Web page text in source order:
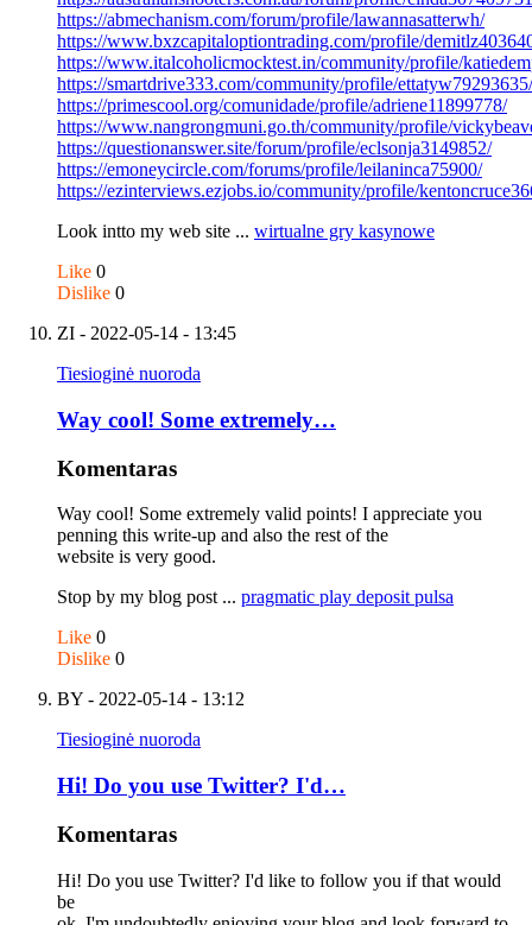
https://abmechanism.com/forum/profile/lawannasatterwh/
https://www.bxzcapitaloptiontrading.com/profile/
https://www.italcoholicmocktest.in/community/profile/
https://smartdrive333.com/community/profile/ettatyw79293635/
https://primescool.org/comunidade/profile/adriene11899778/
https://www.nangrongmuni.go.th/community/profile/
https://questionanswer.site/forum/profile/eclsonja3149852/
https://emoneycircle.com/forums/profile/leilaninca75900/
https://ezinterviews.ezjobs.io/community/profile/
Look intto my web site ... wirtualne gry kasynowe
Like 0
Dislike 0
ZI - 2022-05-14 - 13:45
Tiesioginė nuoroda
Way cool! Some extremely…
Komentaras
Way cool! Some extremely valid points! I appreciate you
penning this write-up and also the rest of the
website is very good.
Stop by my blog post ... pragmatic play deposit pulsa
Like 0
Dislike 0
BY - 2022-05-14 - 13:12
Tiesioginė nuoroda
Hi! Do you use Twitter? I'd…
Komentaras
Hi! Do you use Twitter? I'd like to follow you if that would
be